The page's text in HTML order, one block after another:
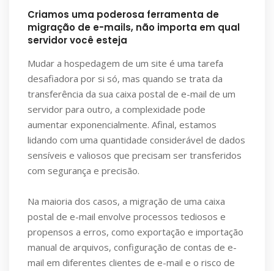
Criamos uma poderosa ferramenta de
migração de e-mails, não importa em qual
servidor você esteja
Mudar a hospedagem de um site é uma tarefa
desafiadora por si só, mas quando se trata da
transferência da sua caixa postal de e-mail de um
servidor para outro, a complexidade pode
aumentar exponencialmente. Afinal, estamos
lidando com uma quantidade considerável de dados
sensíveis e valiosos que precisam ser transferidos
com segurança e precisão.
Na maioria dos casos, a migração de uma caixa
postal de e-mail envolve processos tediosos e
propensos a erros, como exportação e importação
manual de arquivos, configuração de contas de e-
mail em diferentes clientes de e-mail e o risco de